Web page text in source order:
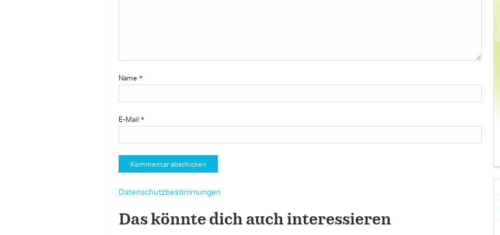
Name *
E-Mail *
Datenschutzbestimmungen
Das könnte dich auch interessieren